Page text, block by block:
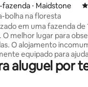
⋅ Maidstone
bolha na floresta
em uma fazenda de
O melhor lugar para
O alojamento
equipado para
de uma noite
Uma cama
chuveiro, toalhas
aluguel por